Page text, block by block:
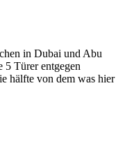
in Dubai und Abu
5 Türer entgegen
hälfte von dem was hier